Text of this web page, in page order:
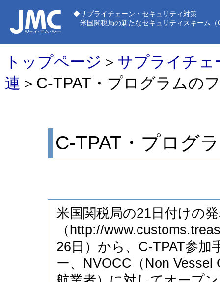
◆サプライチェーン・セキュリティ対策
米国関税局の新たなセキュリティスキーム（
トップページ ＞ サプライチェ
連 ＞C-TPAT・プログラムの
C-TPAT・プログ
米国関税局の21日付けの
（http://
26日）から、C-TPAT参
ー、NVOCC（Non Vessel